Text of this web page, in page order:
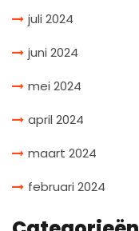
juli 2024
juni 2024
mei 2024
april 2024
maart 2024
februari 2024